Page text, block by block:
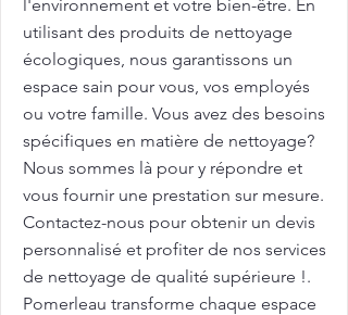
l'environnement et votre bien-être. En
utilisant des produits de nettoyage
écologiques, nous garantissons un
espace sain pour vous, vos employés
ou votre famille. Vous avez des besoins
spécifiques en matière de nettoyage?
Nous sommes là pour y répondre et
vous fournir une prestation sur mesure.
Contactez-nous pour obtenir un devis
personnalisé et profiter de nos services
de nettoyage de qualité supérieure !.
Pomerleau transforme chaque espace